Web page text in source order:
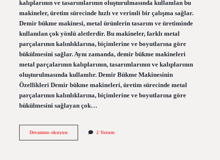
kalıplarının ve tasarımlarının oluşturulmasında kullanılan bu
makineler, üretim sürecinde hızlı ve verimli bir çalışma sağlar.
Demir bükme makinesi, metal ürünlerin tasarım ve üretiminde
kullanılan çok yönlü aletlerdir. Bu makineler, farklı metal
parçalarının kalınlıklarına, biçimlerine ve boyutlarına göre
bükülmesini sağlar. Aynı zamanda, demir bükme makineleri
metal parçalarının kalıplarının, tasarımlarının ve kalıplarının
oluşturulmasında kullanılır. Demir Bükme Makinesinin
Özellikleri Demir bükme makineleri, üretim sürecinde metal
parçalarının kalınlıklarına, biçimlerine ve boyutlarına göre
bükülmesini sağlayan çok…
Devamını okuyunDemir
bükme
2 Yorum